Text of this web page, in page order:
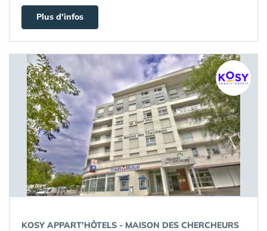
Plus d'infos
KOSY APPART'HÔTELS - MAISON DES CHERCHEURS